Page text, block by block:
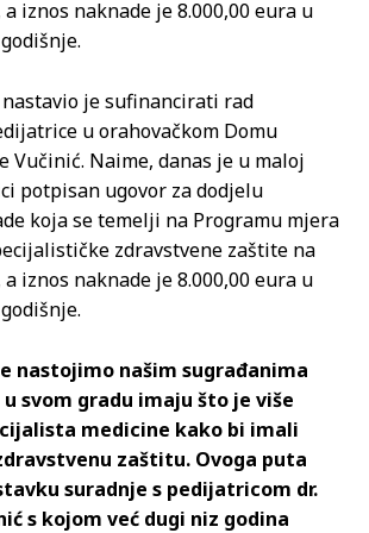
iznos naknade je 8.000,00 eura u
nastavio je sufinancirati rad
u orahovačkom Domu
Vučinić. Naime, danas je u maloj
potpisan ugovor za dodjelu
koja se temelji na Programu mjera
zdravstvene zaštite na
iznos naknade je 8.000,00 eura u
nastojimo našim sugrađanima
svom gradu imaju što je više
medicine kako bi imali
zaštitu. Ovoga puta
suradnje s pedijatricom dr.
s kojom već dugi niz godina